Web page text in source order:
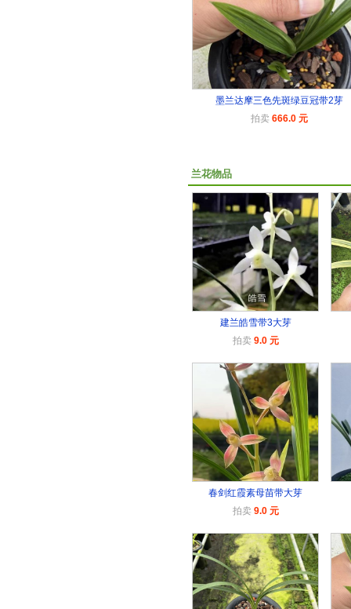
墨兰达摩三色先斑绿豆冠带2芽
拍卖 666.0 元
兰花物品
建兰皓雪带3大芽
拍卖 9.0 元
春剑红霞素母苗带大芽
拍卖 9.0 元